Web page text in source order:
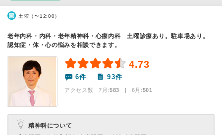
土曜（〜12:00）
老年内科・内科・老年精神科・心療内科 土曜診療あり。駐車場あり。
認知症・体・心の悩みを相談できます。
4.73
6件 93件
アクセス数 7月:583 | 6月:501
精神科について